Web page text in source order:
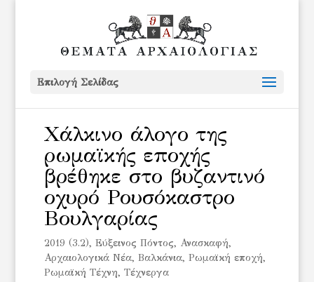
Επιλογή Σελίδας
Χάλκινο άλογο της
ρωμαϊκής εποχής
βρέθηκε στο βυζαντινό
οχυρό Ρουσόκαστρο
Βουλγαρίας
2019 (3.2), Eύξεινος Πόντος, Ανασκαφή,
Αρχαιολογικά Νέα, Βαλκάνια, Ρωμαϊκή εποχή,
Ρωμαϊκή Τέχνη, Τέχνεργα